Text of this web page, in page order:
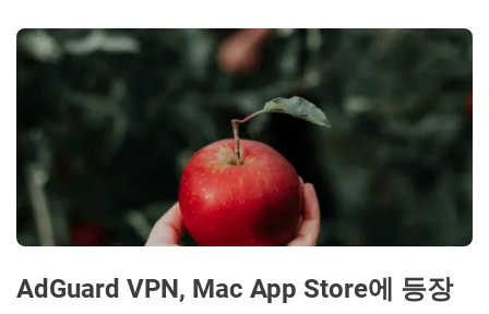
AdGuard VPN, Mac App Store에 등장